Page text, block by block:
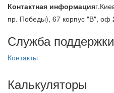
Контактная информация
пр. Победы), 67 корпус "В", оф
Служба поддержки
Контакты
Калькуляторы